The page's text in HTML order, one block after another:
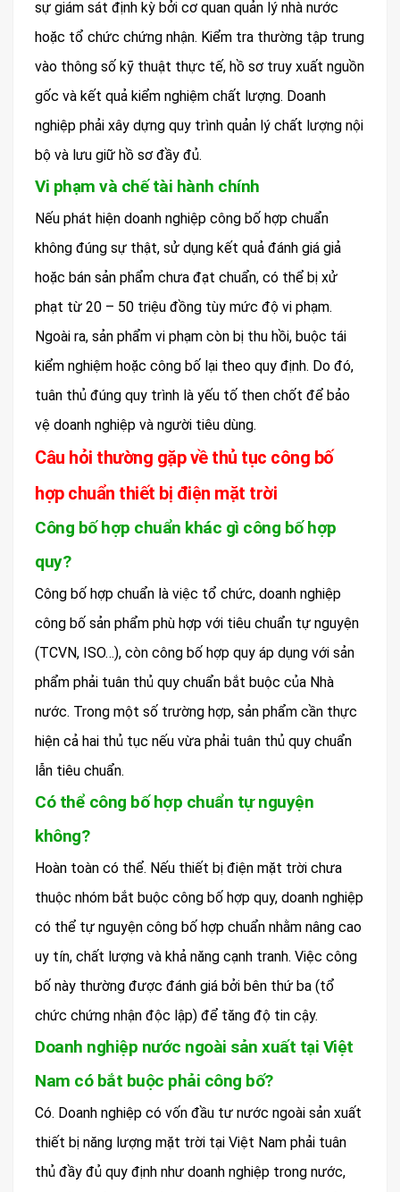
sự giám sát định kỳ bởi cơ quan quản lý nhà nước
hoặc tổ chức chứng nhận. Kiểm tra thường tập trung
vào thông số kỹ thuật thực tế, hồ sơ truy xuất nguồn
gốc và kết quả kiểm nghiệm chất lượng. Doanh
nghiệp phải xây dựng quy trình quản lý chất lượng nội
bộ và lưu giữ hồ sơ đầy đủ.
Vi phạm và chế tài hành chính
Nếu phát hiện doanh nghiệp công bố hợp chuẩn
không đúng sự thật, sử dụng kết quả đánh giá giả
hoặc bán sản phẩm chưa đạt chuẩn, có thể bị xử
phạt từ 20 – 50 triệu đồng tùy mức độ vi phạm.
Ngoài ra, sản phẩm vi phạm còn bị thu hồi, buộc tái
kiểm nghiệm hoặc công bố lại theo quy định. Do đó,
tuân thủ đúng quy trình là yếu tố then chốt để bảo
vệ doanh nghiệp và người tiêu dùng.
Câu hỏi thường gặp về thủ tục công bố
hợp chuẩn thiết bị điện mặt trời
Công bố hợp chuẩn khác gì công bố hợp
quy?
Công bố hợp chuẩn là việc tổ chức, doanh nghiệp
công bố sản phẩm phù hợp với tiêu chuẩn tự nguyện
(TCVN, ISO…), còn công bố hợp quy áp dụng với sản
phẩm phải tuân thủ quy chuẩn bắt buộc của Nhà
nước. Trong một số trường hợp, sản phẩm cần thực
hiện cả hai thủ tục nếu vừa phải tuân thủ quy chuẩn
lẫn tiêu chuẩn.
Có thể công bố hợp chuẩn tự nguyện
không?
Hoàn toàn có thể. Nếu thiết bị điện mặt trời chưa
thuộc nhóm bắt buộc công bố hợp quy, doanh nghiệp
có thể tự nguyện công bố hợp chuẩn nhằm nâng cao
uy tín, chất lượng và khả năng cạnh tranh. Việc công
bố này thường được đánh giá bởi bên thứ ba (tổ
chức chứng nhận độc lập) để tăng độ tin cậy.
Doanh nghiệp nước ngoài sản xuất tại Việt
Nam có bắt buộc phải công bố?
Có. Doanh nghiệp có vốn đầu tư nước ngoài sản xuất
thiết bị năng lượng mặt trời tại Việt Nam phải tuân
thủ đầy đủ quy định như doanh nghiệp trong nước,